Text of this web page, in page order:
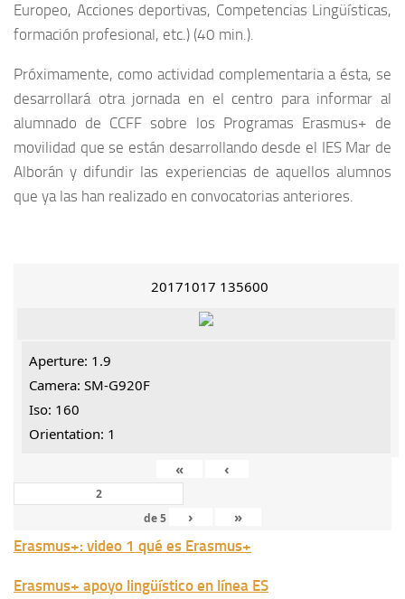
Europeo, Acciones deportivas, Competencias Lingüísticas,
formación profesional, etc.) (40 min.).
Próximamente, como actividad complementaria a ésta, se
desarrollará otra jornada en el centro para informar al
alumnado de CCFF sobre los Programas Erasmus+ de
movilidad que se están desarrollando desde el IES Mar de
Alborán y difundir las experiencias de aquellos alumnos
que ya las han realizado en convocatorias anteriores.
20171017 135600
Aperture: 1.9
Camera: SM-G920F
Iso: 160
Orientation: 1
«
‹
de5 ›
»
Erasmus+: video 1 qué es Erasmus+
Erasmus+ apoyo lingüístico en línea ES